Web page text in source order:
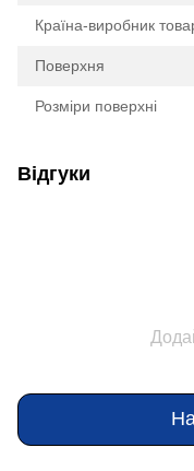
Країна-виробник
Поверхня
Розміри поверхні
Відгуки